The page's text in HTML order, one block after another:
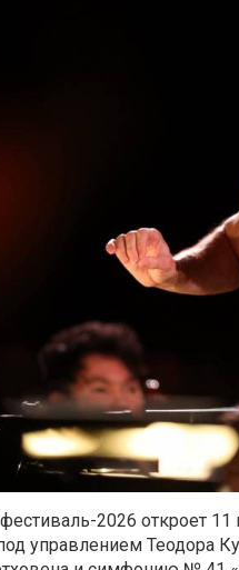
2026 откроет
управлением Теодора